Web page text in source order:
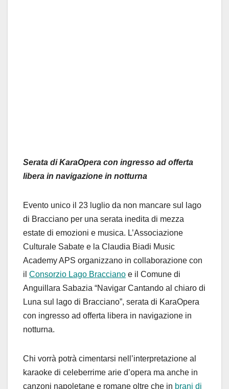
Serata di KaraOpera con ingresso ad offerta
libera in navigazione in notturna
Evento unico il 23 luglio da non mancare sul lago
di Bracciano per una serata inedita di mezza
estate di emozioni e musica. L’Associazione
Culturale Sabate e la Claudia Biadi Music
Academy APS organizzano in collaborazione con
il Consorzio Lago Bracciano e il Comune di
Anguillara Sabazia “Navigar Cantando al chiaro di
Luna sul lago di Bracciano”, serata di KaraOpera
con ingresso ad offerta libera in navigazione in
notturna.
Chi vorrà potrà cimentarsi nell’interpretazione al
karaoke di celeberrime arie d’opera ma anche in
canzoni napoletane e romane oltre che in brani di